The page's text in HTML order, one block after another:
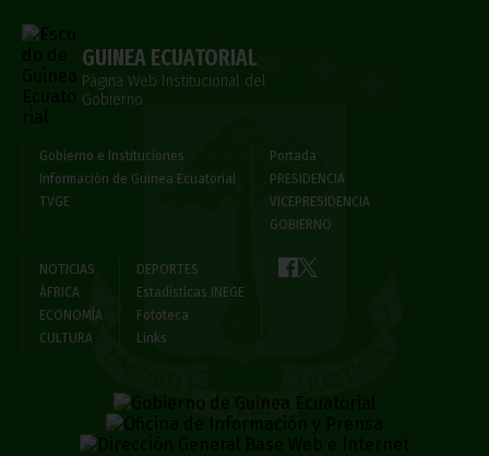
GUINEA ECUATORIAL
Página Web Institucional del
Gobierno
Gobierno e Instituciones
Información de Guinea Ecuatorial
TVGE
Portada
PRESIDENCIA
VICEPRESIDENCIA
GOBIERNO
NOTICIAS
ÁFRICA
ECONOMÍA
CULTURA
DEPORTES
Estadísticas INEGE
Fototeca
Links